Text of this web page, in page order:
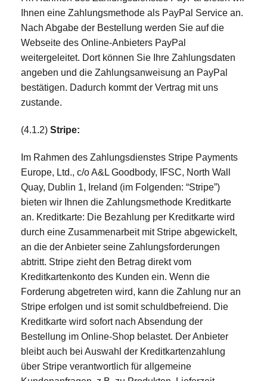
Ihnen eine Zahlungsmethode als PayPal Service an.
Nach Abgabe der Bestellung werden Sie auf die
Webseite des Online-Anbieters PayPal
weitergeleitet. Dort können Sie Ihre Zahlungsdaten
angeben und die Zahlungsanweisung an PayPal
bestätigen. Dadurch kommt der Vertrag mit uns
zustande.
(4.1.2) Stripe:
Im Rahmen des Zahlungsdienstes Stripe Payments
Europe, Ltd., c/o A&L Goodbody, IFSC, North Wall
Quay, Dublin 1, Ireland (im Folgenden: “Stripe”)
bieten wir Ihnen die Zahlungsmethode Kreditkarte
an. Kreditkarte: Die Bezahlung per Kreditkarte wird
durch eine Zusammenarbeit mit Stripe abgewickelt,
an die der Anbieter seine Zahlungsforderungen
abtritt. Stripe zieht den Betrag direkt vom
Kreditkartenkonto des Kunden ein. Wenn die
Forderung abgetreten wird, kann die Zahlung nur an
Stripe erfolgen und ist somit schuldbefreiend. Die
Kreditkarte wird sofort nach Absendung der
Bestellung im Online-Shop belastet. Der Anbieter
bleibt auch bei Auswahl der Kreditkartenzahlung
über Stripe verantwortlich für allgemeine